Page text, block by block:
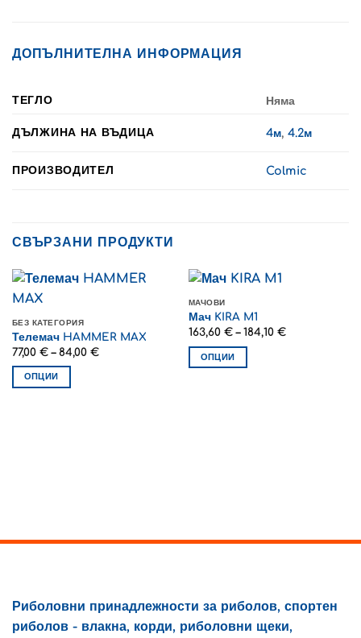
ДОПЪЛНИТЕЛНА ИНФОРМАЦИЯ
ТЕГЛО Няма
ДЪЛЖИНА НА ВЪДИЦА 4м,4.2м
ПРОИЗВОДИТЕЛ Colmic
СВЪРЗАНИ ПРОДУКТИ
БЕЗ КАТЕГОРИЯ
Телемач HAMMER MAX
77,00 € – 84,00 €Price
ОПЦИИ
chosen
product
МАЧОВИ
Мач KIRA M1
163,60 € – 184,10 €Price
ОПЦИИ
on
Риболовни принадлежности за риболов, спортен
риболов - влакна, корди, риболовни щеки,